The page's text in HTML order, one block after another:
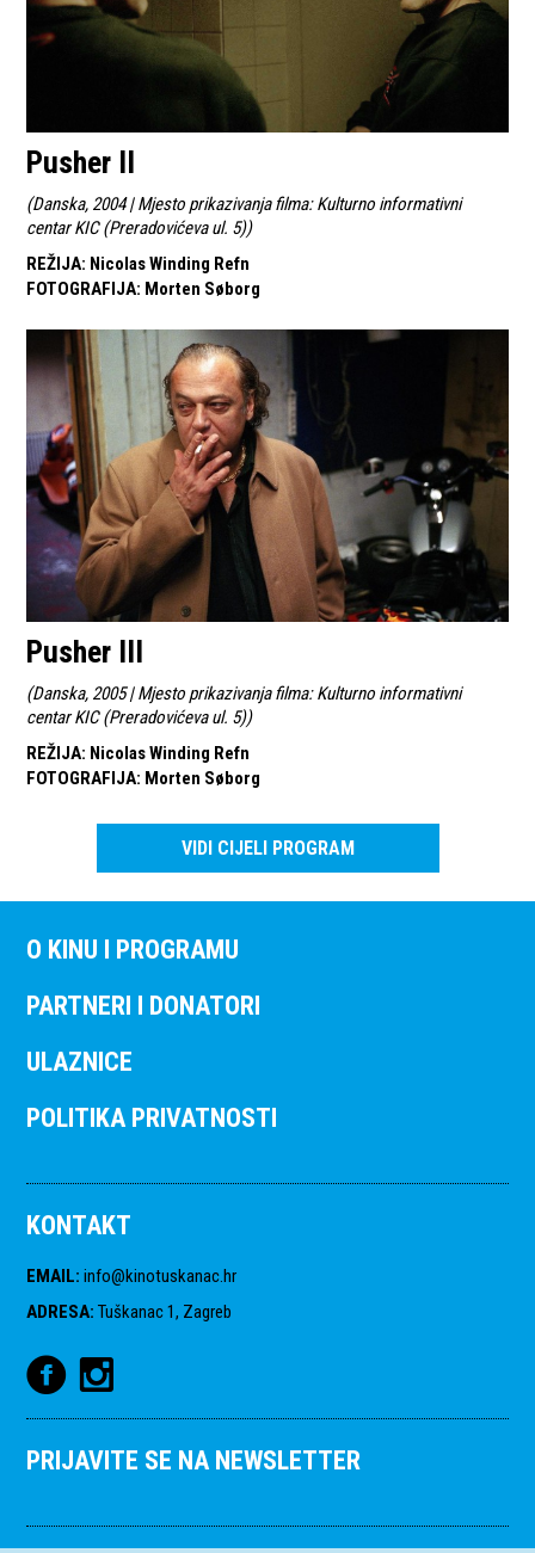
Pusher II
(Danska, 2004 | Mjesto prikazivanja filma: Kulturno informativni
centar KIC (Preradovićeva ul. 5))
REŽIJA: Nicolas Winding Refn
FOTOGRAFIJA: Morten Søborg
Pusher III
(Danska, 2005 | Mjesto prikazivanja filma: Kulturno informativni
centar KIC (Preradovićeva ul. 5))
REŽIJA: Nicolas Winding Refn
FOTOGRAFIJA: Morten Søborg
VIDI CIJELI PROGRAM
O KINU I PROGRAMU
PARTNERI I DONATORI
ULAZNICE
POLITIKA PRIVATNOSTI
KONTAKT
EMAIL: info@kinotuskanac.hr
ADRESA: Tuškanac 1, Zagreb
PRIJAVITE SE NA NEWSLETTER